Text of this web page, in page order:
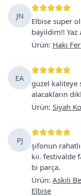
JN
Elbise super
bayildim!! Yaz
Ürün: Haki
EA
güzel kaliteye
alacakların
Ürün: Siyah
PJ
şifonun
kii. festivalde
bi parça.
Ürün: Askılı
Elbise